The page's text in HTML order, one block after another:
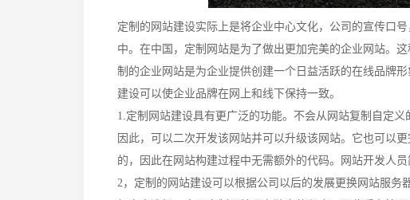
定制的网站建设实际上是将企业中心文化，公司的宣传口
中。在中国，定制网站是为了做出更加完美的企业网站。
制的企业网站是为企业提供创建一个日益活跃的在线品牌
建设可以使企业品牌在网上和线下保持一致。
1.定制网站建设具有更广泛的功能。不会从网站复制自定
因此，可以二次开发该网站并可以升级该网站。它也可以
的，因此在网站构建过程中无需额外的代码。网站开发人
2，定制的网站建设可以根据公司以后的发展更换网站服